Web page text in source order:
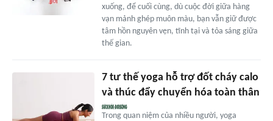
xuống, để cuối cùng, dù cuộc đời giữa hàng
vạn mảnh ghép muôn màu, bạn vẫn giữ được
tâm hồn nguyên vẹn, tĩnh tại và tỏa sáng giữa
thế gian.
7 tư thế yoga hỗ trợ đốt cháy calo
và thúc đẩy chuyển hóa toàn thân
Trong quan niệm của nhiều người, yoga